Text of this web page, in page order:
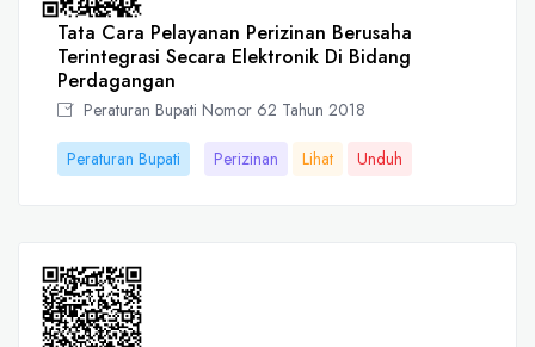
Tata Cara Pelayanan Perizinan Berusaha
Terintegrasi Secara Elektronik Di Bidang
Perdagangan
Peraturan Bupati Nomor 62 Tahun 2018
Peraturan Bupati Perizinan Lihat Unduh